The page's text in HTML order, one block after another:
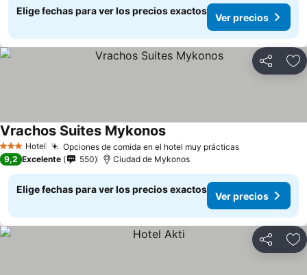
Elige fechas para ver los precios exactos
Ver precios
Compartir
3 Estrellas
Hotel Opciones de comida en el hotel muy prácticas
Vrachos Suites Mykonos
9,2 Excelente 550 Ciudad de Mykonos
Elige fechas para ver los precios exactos
Ver precios
Compartir